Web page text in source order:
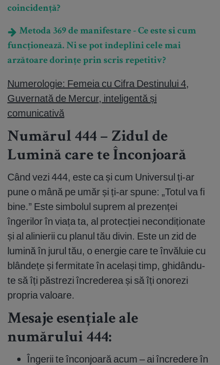
coincidență?
Metoda 369 de manifestare - Ce este si cum
funcționează. Ni se pot îndeplini cele mai
arzătoare dorințe prin scris repetitiv?
Numerologie: Femeia cu Cifra Destinului 4,
Guvernată de Mercur, inteligentă și
comunicativă
Numărul 444 – Zidul de
Lumină care te Înconjoară
Când vezi 444, este ca și cum Universul ți-ar
pune o mână pe umăr și ți-ar spune: „Totul va fi
bine.” Este simbolul suprem al prezenței
îngerilor în viața ta, al protecției necondiționate
și al alinierii cu planul tău divin. Este un zid de
lumină în jurul tău, o energie care te învăluie cu
blândețe și fermitate în același timp, ghidându-
te să îți păstrezi încrederea și să îți onorezi
propria valoare.
Mesaje esențiale ale
numărului 444:
Îngerii te înconjoară acum – ai încredere în